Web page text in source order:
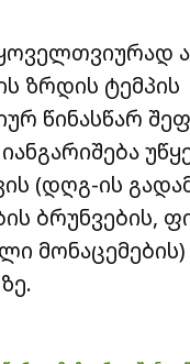
ზრდის ტემპის
წინასწარ
(დღგ-ის
ბრუნვების,
მონაცემების)